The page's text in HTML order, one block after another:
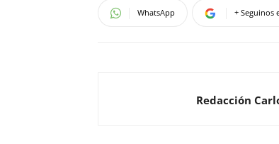
WhatsApp + Seguinos
Redacción